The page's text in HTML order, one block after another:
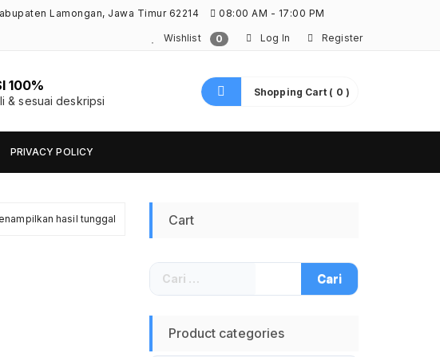
Lamongan, Jawa Timur 62214 08:00 AM - 17:00 PM
Wishlist 0 Log In Register
100%
& sesuai deskripsi
Shopping Cart ( 0 )
PRIVACY POLICY
hasil tunggal Cart
Cari
untuk:
Product categories